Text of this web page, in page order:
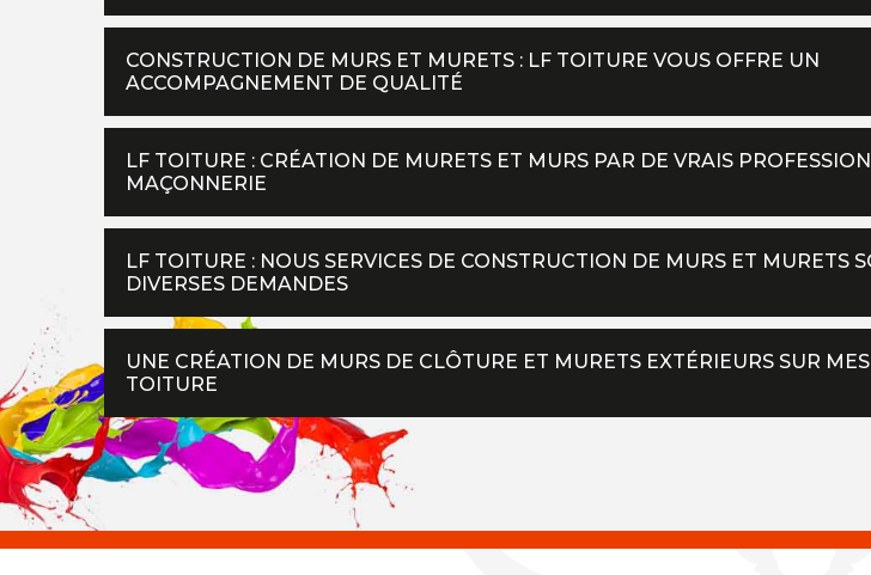
CONSTRUCTION DE MURS ET MURETS : LF TOITURE VOUS OFFRE UN
ACCOMPAGNEMENT DE QUALITÉ
LF TOITURE : CRÉATION DE MURETS ET MURS PAR DE VRAIS
MAÇONNERIE
LF TOITURE : NOUS SERVICES DE CONSTRUCTION DE MURS ET MURETS
DIVERSES DEMANDES
UNE CRÉATION DE MURS DE CLÔTURE ET MURETS EXTÉRIEURS SUR
TOITURE